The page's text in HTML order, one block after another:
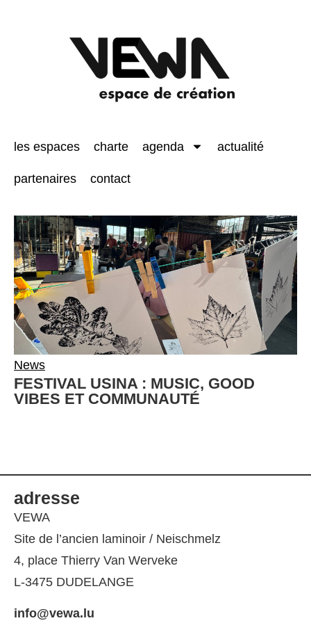
les espaces charte agenda actualité
partenaires contact
News
FESTIVAL USINA : MUSIC, GOOD
VIBES ET COMMUNAUTÉ
adresse
VEWA
Site de l’ancien laminoir / Neischmelz
4, place Thierry Van Werveke
L-3475 DUDELANGE
info@vewa.lu